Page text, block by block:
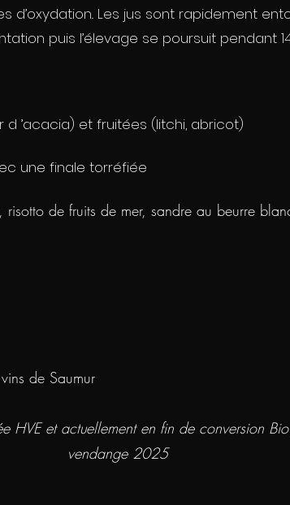
d’oxydation.. Les jus sont rapidement
puis l’élevage se poursuit pendant
d ’acacia) et fruitées (litchi, abricot)
une finale torréfiée
de fruits de mer, sandre au beurre
de Saumur
HVE et actuellement en fin de conversion Bio
vendange 2025